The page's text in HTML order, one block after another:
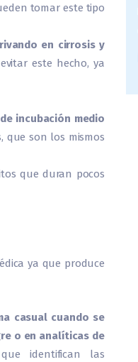
tomar este tipo
en cirrosis y
este hecho, ya
incubación medio
que son los mismos
que duran pocos
ya que produce
casual cuando se
o en analíticas de
identifican las